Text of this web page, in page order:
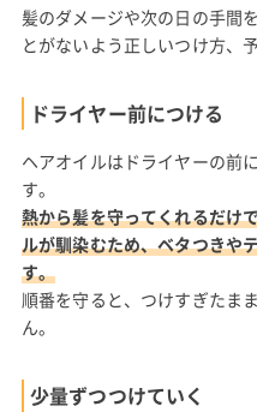
髪のダメージや次の日の手間
とがないよう正しいつけ方、
ドライヤー前につける
ヘアオイルはドライヤーの前
す。
熱から髪を守ってくれるだけ
ルが馴染むため、ベタつきや
す。
順番を守ると、つけすぎたま
ん。
少量ずつつけていく